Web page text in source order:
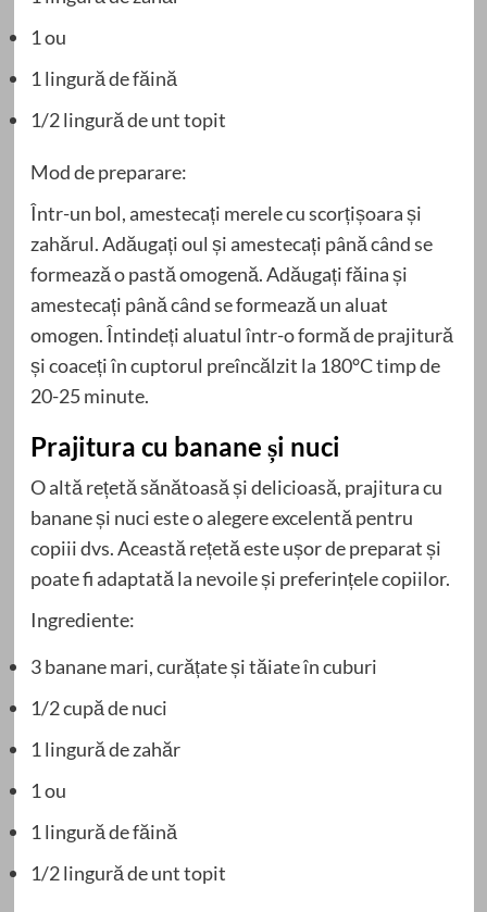
1 ou
1 lingură de făină
1/2 lingură de unt topit
Mod de preparare:
Într-un bol, amestecați merele cu scorțișoara și
zahărul. Adăugați oul și amestecați până când se
formează o pastă omogenă. Adăugați făina și
amestecați până când se formează un aluat
omogen. Întindeți aluatul într-o formă de prajitură
și coaceți în cuptorul preîncălzit la 180°C timp de
20-25 minute.
Prajitura cu banane și nuci
O altă rețetă sănătoasă și delicioasă, prajitura cu
banane și nuci este o alegere excelentă pentru
copiii dvs. Această rețetă este ușor de preparat și
poate fi adaptată la nevoile și preferințele copiilor.
Ingrediente:
3 banane mari, curățate și tăiate în cuburi
1/2 cupă de nuci
1 lingură de zahăr
1 ou
1 lingură de făină
1/2 lingură de unt topit